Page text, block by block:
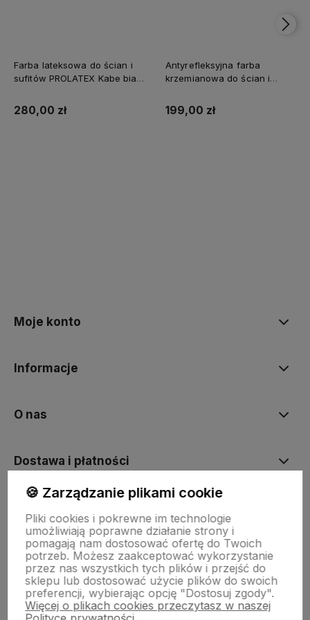
Farba lateksowa do ścian i
sufitów PROLATEX Kabe biała
matowa
280,00 zł
Antyrefleksyjna farba
krzemianowa do ścian i
199,00 zł
Moje konto
Informacje
O nas
Dostawa i płatności
Obsługa hurtowa
🍪 Zarządzanie plikami cookie
Pliki cookies i pokrewne im technologie
umożliwiają poprawne działanie strony i
pomagają nam dostosować ofertę do Twoich
potrzeb. Możesz zaakceptować wykorzystanie
przez nas wszystkich tych plików i przejść do
sklepu lub dostosować użycie plików do swoich
preferencji, wybierając opcję "Dostosuj zgody".
Więcej o plikach cookies przeczytasz w naszej